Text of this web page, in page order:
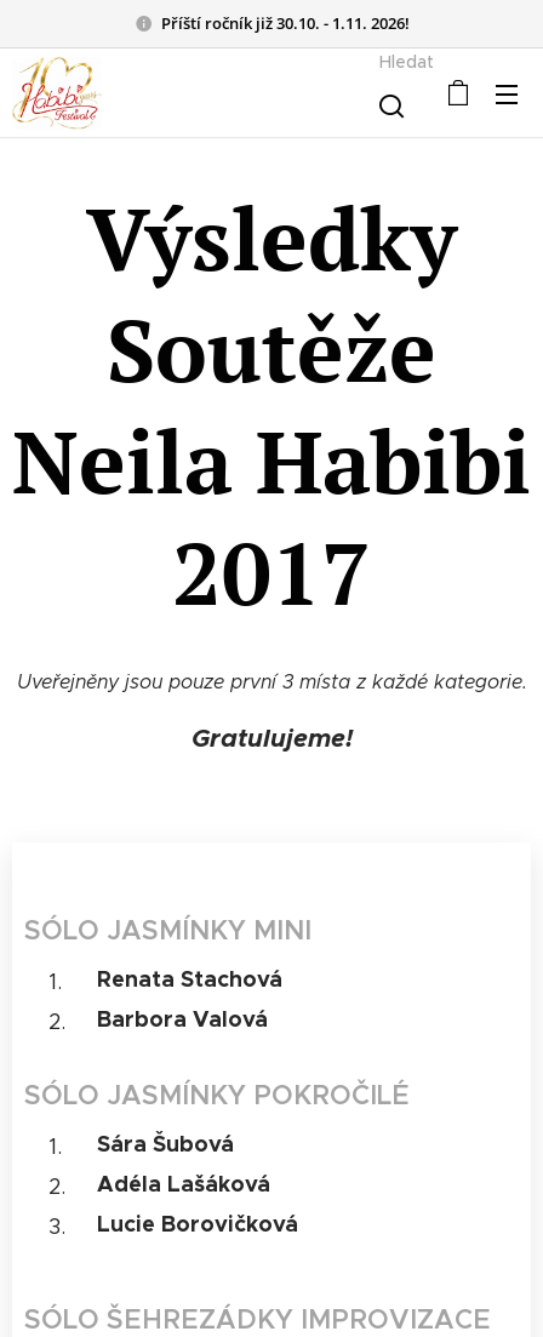
Příští ročník již 30.10. - 1.11. 2026!
Hledat
Výsledky
Soutěže
Neila Habibi
2017
Uveřejněny jsou pouze první 3 místa z každé kategorie.
Gratulujeme!
SÓLO JASMÍNKY MINI
Renata Stachová
Barbora Valová
SÓLO JASMÍNKY POKROČILÉ
Sára Šubová
Adéla Lašáková
Lucie Borovičková
SÓLO ŠEHREZÁDKY IMPROVIZACE